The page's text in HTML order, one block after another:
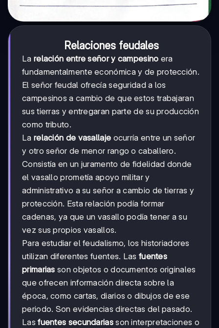
Relaciones feudales
La relación entre señor y campesino era
fundamentalmente económica y de protección.
El señor feudal ofrecía seguridad a los
campesinos a cambio de que estos trabajaran
sus tierras y entregaran parte de su producción
como tributo.
La relación de vasallaje ocurría entre un señor
y otro señor de menor rango o caballero.
Consistía en un juramento de fidelidad donde
el vasallo prometía apoyo militar y
administrativo a su señor a cambio de tierras y
protección. Esta relación podía formar
cadenas, ya que un vasallo podía tener a su
vez sus propios vasallos.
Para estudiar el feudalismo, los historiadores
utilizan diferentes fuentes. Las fuentes
primarias son objetos o documentos originales
que ofrecen información directa sobre la
época, como cartas, diarios o dibujos de ese
periodo. Son evidencias directas del pasado.
Lasfuentes secundariasson interpretaciones o